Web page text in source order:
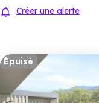
Habiter
Actualités
avantages du neuf :
frais de notaire
énergétiques,
Créer une alerte
Épuisé